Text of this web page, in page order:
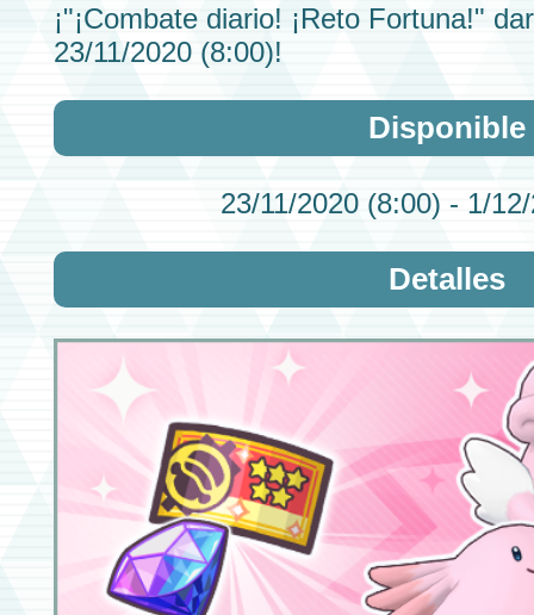
¡"¡Combate diario! ¡Reto Fortuna!"
23/11/2020 (8:00)!
Disponible
23/11/2020 (8:00) - 1/
Detalles